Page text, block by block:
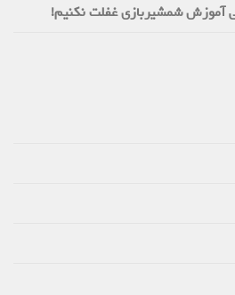
آموزش شمشیربازی غفلت نکنیم!